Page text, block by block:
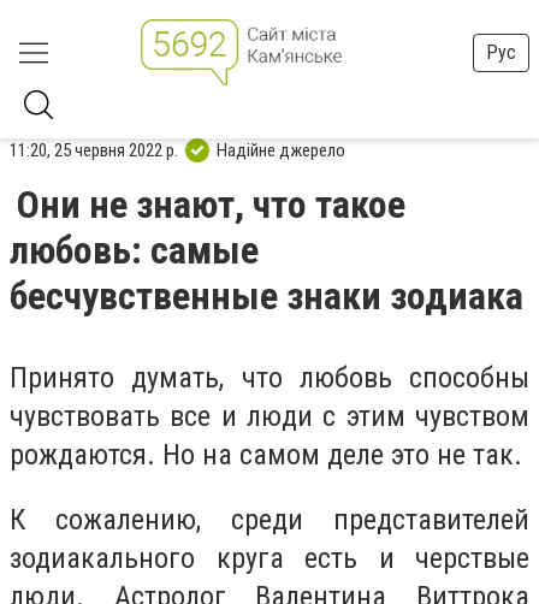
Рус
11:20, 25 червня 2022 р. Надійне джерело
Они не знают, что такое
любовь: самые
бесчувственные знаки зодиака
Принято думать, что любовь способны
чувствовать все и люди с этим чувством
рождаются. Но на самом деле это не так.
К сожалению, среди представителей
зодиакального круга есть и черствые
люди. Астролог Валентина Виттрока